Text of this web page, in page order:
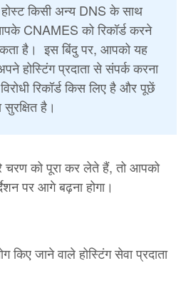
किसी अन्य DNS के साथ
CNAMES को रिकॉर्ड करने
है। इस बिंदु पर, आपको यह
होस्टिंग प्रदाता से संपर्क करना
रिकॉर्ड किस लिए है और पूछें
है।
को पूरा कर लेते हैं, तो आपको
पर आगे बढ़ना होगा।
किए जाने वाले होस्टिंग सेवा प्रदाता